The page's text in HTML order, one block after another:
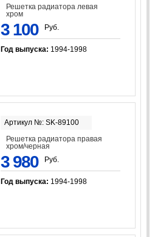
Решетка радиатора левая
хром
3 100 Руб.
Год выпуска: 1994-1998
Артикул №: SK-89100
Решетка радиатора правая
хром/черная
3 980 Руб.
Год выпуска: 1994-1998